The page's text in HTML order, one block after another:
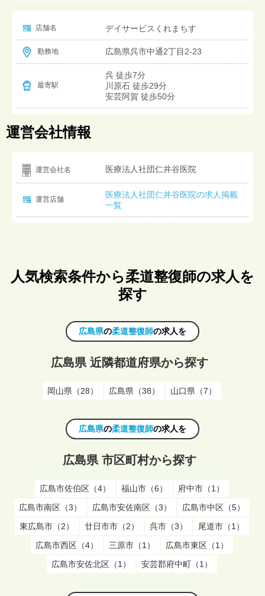
店舗名 デイサービスくれまちす
勤務地 広島県呉市中通2丁目2-23
最寄駅
呉 徒歩7分
川原石 徒歩29分
安芸阿賀 徒歩50分
運営会社情報
運営会社名 医療法人社団仁井谷医院
運営店舗
医療法人社団仁井谷医院の求人掲載
一覧
人気検索条件から柔道整復師の求人を
探す
広島県の柔道整復師の求人を
広島県 近隣都道府県から探す
岡山県（28） 広島県（38） 山口県（7）
広島県の柔道整復師の求人を
広島県 市区町村から探す
広島市佐伯区（4） 福山市（6）
府中市（1）
広島市南区（3）
広島市安佐南区（3）
広島市中区（5）
東広島市（2）
廿日市市（2） 呉市（3）
尾道市（1）
広島市西区（4）
三原市（1）
広島市東区（1）
広島市安佐北区（1）
安芸郡府中町（1）